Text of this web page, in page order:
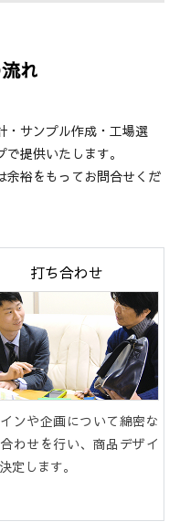
れ
・サンプル作成・工場選
提供いたします。
余裕をもってお問合せくだ
打ち合わせ
ンや企画について綿密な
わせを行い、商品デザイ
定します。